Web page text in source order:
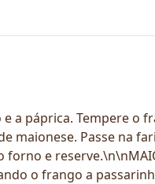
e a páprica. Tempere o
maionese. Passe na
e
o frango a